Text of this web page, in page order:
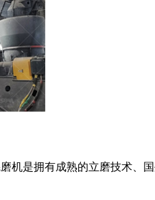
机是拥有成熟的立磨技术、